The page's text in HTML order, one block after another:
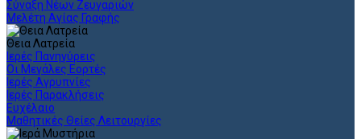
Σύναξη Νέων Ζευγαριών
Μελέτη Αγίας Γραφής
Θεια Λατρεία
Ιερές Πανηγύρεις
Οι Μεγάλες Εορτές
Ιερές Αγρυπνίες
Ιερές Παρακλήσεις
Ευχέλαιο
Μαθητικές Θείες Λειτουργίες